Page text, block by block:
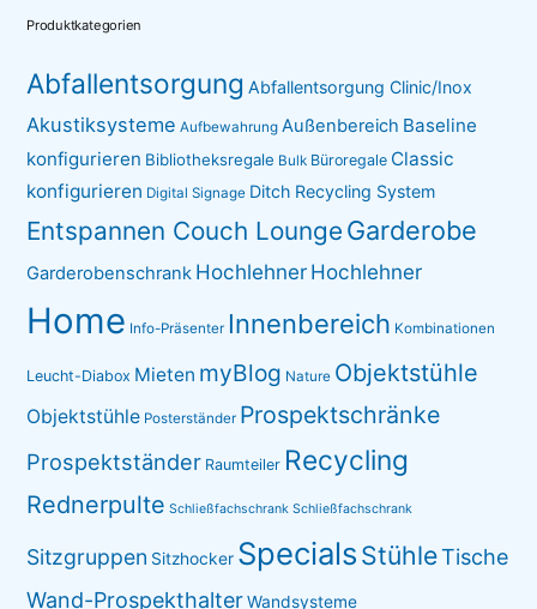
Produktkategorien
Abfallentsorgung Abfallentsorgung Clinic/Inox
Akustiksysteme Aufbewahrung Außenbereich Baseline
konfigurieren Bibliotheksregale Bulk Büroregale Classic
konfigurieren Digital Signage Ditch Recycling System
Entspannen Couch Lounge Garderobe
Garderobenschrank HochlehnerHochlehner
Home Info-Präsenter Innenbereich Kombinationen
Leucht-Diabox Mieten myBlog Nature Objektstühle
Objektstühle Posterständer Prospektschränke
Prospektständer Raumteiler Recycling
Rednerpulte Schließfachschrank Schließfachschrank
Sitzgruppen Sitzhocker SpecialsStühleTische
Wand-ProspekthalterWandsysteme